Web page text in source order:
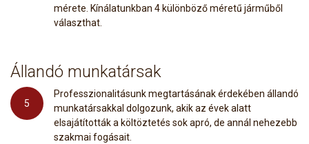
mérete. Kínálatunkban 4 különböző méretű járműből
választhat.
Állandó munkatársak
5
Professzionalitásunk megtartásának érdekében állandó
munkatársakkal dolgozunk, akik az évek alatt
elsajátították a költöztetés sok apró, de annál nehezebb
szakmai fogásait.